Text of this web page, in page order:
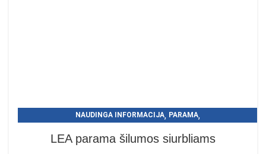
NAUDINGA INFORMACIJA, PARAMA,
LEA parama šilumos siurbliams